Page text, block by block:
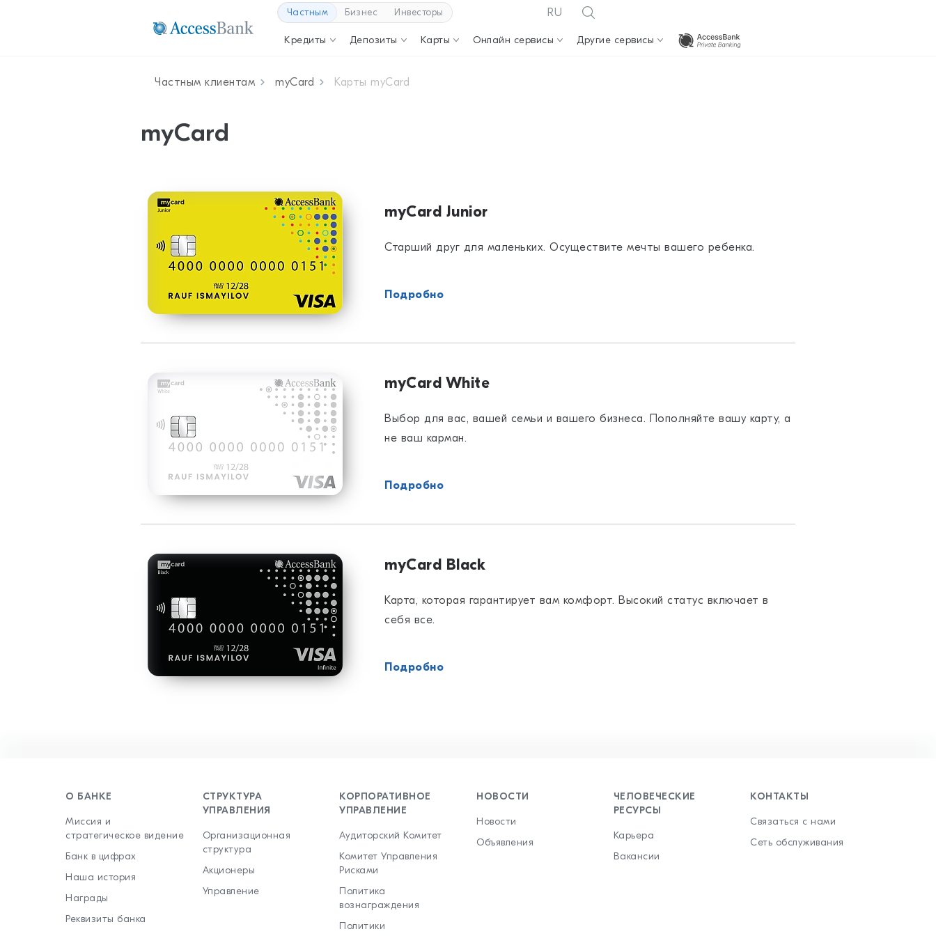
Частным Бизнес Инвесторы RU
Кредиты Депозиты Карты Онлайн сервисы Другие сервисы
Частным клиентам myCard Карты myCard
myCard
myCard Junior
Старший друг для маленьких. Осуществите мечты вашего ребенка.
Подробно
myCard White
Выбор для вас, вашей семьи и вашего бизнеса. Пополняйте вашу карту, а
не ваш карман.
Подробно
myCard Black
Карта, которая гарантирует вам комфорт. Высокий статус включает в
себя все.
Подробно
О БАНКЕ
Миссия и
стратегическое видение
Банк в цифрах
Наша история
Награды
Реквизиты банка
СТРУКТУРА
УПРАВЛЕНИЯ
Организационная
структура
Акционеры
Управление
КОРПОРАТИВНОЕ
УПРАВЛЕНИЕ
Аудиторский Комитет
Комитет Управления
Рисками
Политика
вознаграждения
Политики
НОВОСТИ
Новости
Объявления
ЧЕЛОВЕЧЕСКИЕ
РЕСУРСЫ
Карьера
Вакансии
КОНТАКТЫ
Связаться с нами
Сеть обслуживания